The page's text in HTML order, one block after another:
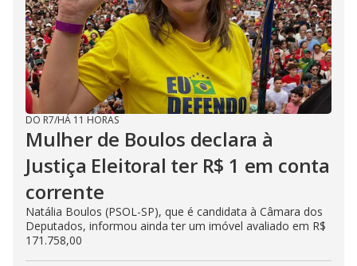
DO R7/HÁ 11 HORAS
Mulher de Boulos declara à
Justiça Eleitoral ter R$ 1 em conta
corrente
Natália Boulos (PSOL-SP), que é candidata à Câmara dos
Deputados, informou ainda ter um imóvel avaliado em R$
171.758,00